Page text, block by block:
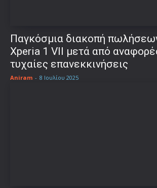
Παγκόσμια διακοπή
Xperia 1 VII μετά από
τυχαίες επανεκκινήσεις
Aniram - 8 Ιουλίου 2025